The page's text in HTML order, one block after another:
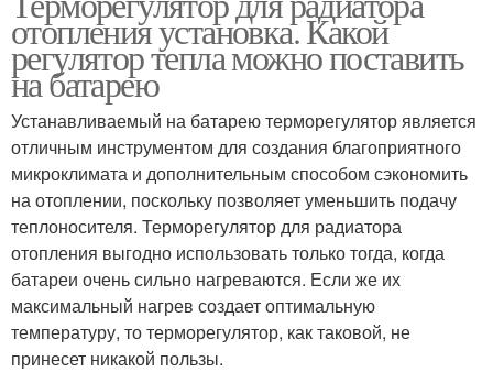
отопления установка. Какой
регулятор тепла можно поставить
на батарею
Устанавливаемый на батарею терморегулятор является
отличным инструментом для создания благоприятного
микроклимата и дополнительным способом сэкономить
на отоплении, поскольку позволяет уменьшить подачу
теплоносителя. Терморегулятор для радиатора
отопления выгодно использовать только тогда, когда
батареи очень сильно нагреваются. Если же их
максимальный нагрев создает оптимальную
температуру, то терморегулятор, как таковой, не
принесет никакой пользы.